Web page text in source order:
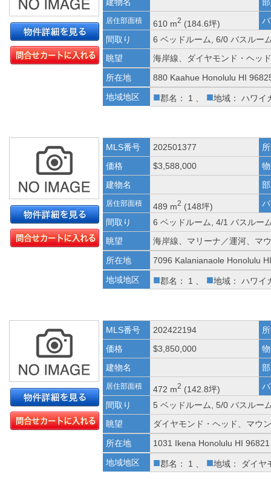
居住部面積 610 m2 (184.6坪)
間取り
6 ベッドルーム, 6/0 バスルー
眺望
海岸線、ダイヤモンド・ヘッ
所在地
880 Kaahue Honolulu HI
地域地区
■郡名： 1 、 ■地域： ハワイ
MLS番号 202501377
価格
$3,588,000
建物名
居住部面積 489 m2 (148坪)
間取り
6 ベッドルーム, 4/1 バスルー
眺望
海岸線、マリーナ／運河、マ
所在地
7096 Kalanianaole Honolulu
地域地区
■郡名： 1 、 ■地域： ハワイ
MLS番号 202422194
価格
$3,850,000
建物名
居住部面積 472 m2 (142.8坪)
間取り
5 ベッドルーム, 5/0 バスルー
眺望
ダイヤモンド・ヘッド、マウ
所在地
1031 Ikena Honolulu HI 96821
地域地区
■郡名： 1 、 ■地域： ダイヤ